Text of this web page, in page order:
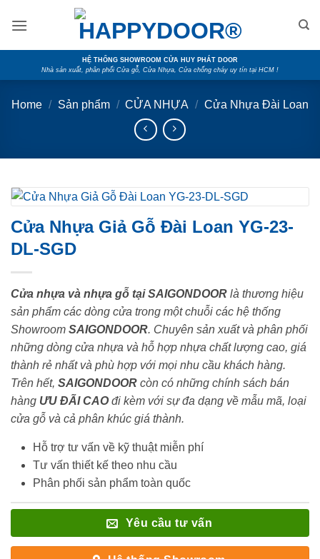
HỆ THỐNG SHOWROOM CỬA HUY PHÁT DOOR
Nhà sản xuất, phân phối Cửa gỗ, Cửa Nhựa, Cửa chống cháy uy tín tại HCM !
Home / Sản phẩm / CỬA NHỰA / Cửa Nhựa Đài Loan
Cửa Nhựa Giả Gỗ Đài Loan YG-23-
DL-SGD
Cửa nhựa và nhựa gỗ tại SAIGONDOOR là thương hiệu
sản phẩm các dòng cửa trong một chuỗi các hệ thống
Showroom SAIGONDOOR. Chuyên sản xuất và phân phối
những dòng cửa nhựa và hỗ hợp nhựa chất lượng cao, giá
thành rẻ nhất và phù hợp với mọi nhu cầu khách hàng.
Trên hết, SAIGONDOOR còn có những chính sách bán
hàng ƯU ĐÃI CAOđi kèm với sự đa dạng về mẫu mã, loại
cửa gỗ và cả phân khúc giá thành.
Hỗ trợ tư vấn về kỹ thuật miễn phí
Tư vấn thiết kế theo nhu cầu
Phân phối sản phẩm toàn quốc
Yêu cầu tư vấn